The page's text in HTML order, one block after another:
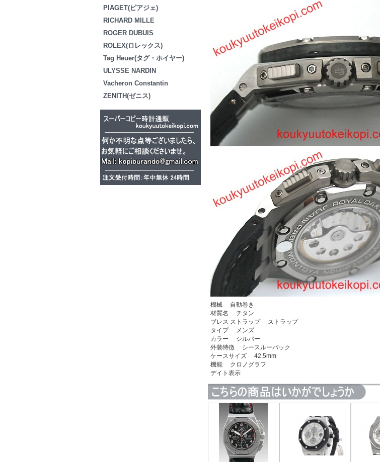
PIAGET(ピアジェ)
RICHARD MILLE
ROGER DUBUIS
ROLEX(ロレックス)
Tag Heuer(タグ・ホイヤー)
ULYSSE NARDIN
Vacheron Constantin
ZENITH(ゼニス)
機械 自動巻き
材質名 チタン
ブレス ストラップ ストラップ
タイプ メンズ
カラー シルバー
外装特徴 シースルーバック
ケースサイズ 42.5mm
機能 クロノグラフ
デイト表示